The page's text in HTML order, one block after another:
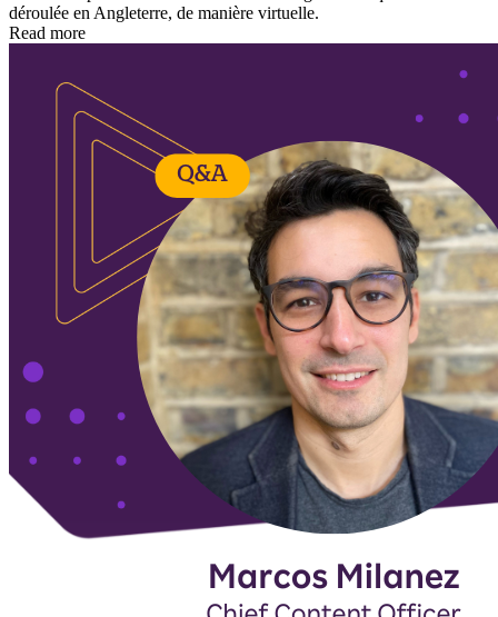
déroulée en Angleterre, de manière virtuelle.
Read more